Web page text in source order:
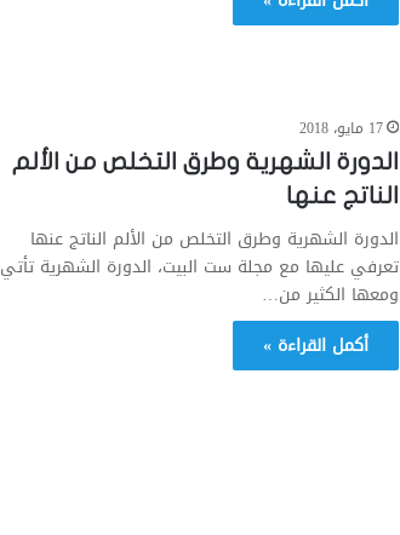
17 مايو، 2018
الدورة الشهرية وطرق التخلص من الألم
الناتج عنها
الدورة الشهرية وطرق التخلص من الألم الناتج عنها
تعرفي عليها مع مجلة ست البيت، الدورة الشهرية تأتي
ومعها الكثير من…
أكمل القراءة »